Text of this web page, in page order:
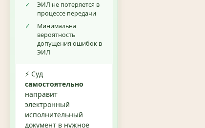
✓
ЭИЛ не потеряется в
процессе передачи
✓
Минимальна
вероятность
допущения ошибок в
ЭИЛ
⚡ Суд
самостоятельно
направит
электронный
исполнительный
документ в нужное